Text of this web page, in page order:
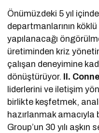
Önümüzdeki 5 yıl
departmanlarının
yapılanacağı
üretiminden kriz
çalışan deneyimine
dönüştürüyor. II.
liderlerini ve iletişim
birlikte keşfetmek,
hazırlanmak
Group’un 30 yılı